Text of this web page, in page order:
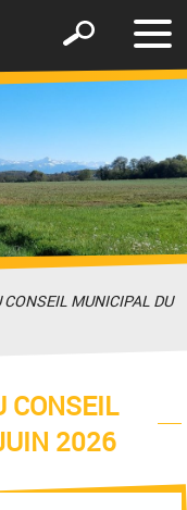
le
Afficher
formulaire
CONSEIL MUNICIPAL DU
CONSEIL
2026